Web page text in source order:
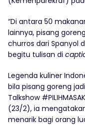
“Di antara 50
lainnya, pisang
churros dari Spanyol
begitu tulisan di
Legenda kuliner
bila pisang goreng
Talkshow
(23/2), ia
menarik bagi orang